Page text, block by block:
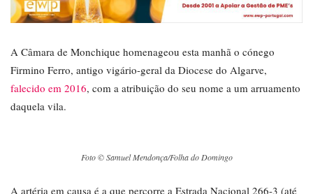
A Câmara de Monchique homenageou esta manhã o cónego
Firmino Ferro, antigo vigário-geral da Diocese do Algarve,
falecido em 2016, com a atribuição do seu nome a um arruamento
daquela vila.
Foto © Samuel Mendonça/Folha do Domingo
A artéria em causa é a que percorre a Estrada Nacional 266-3 (até